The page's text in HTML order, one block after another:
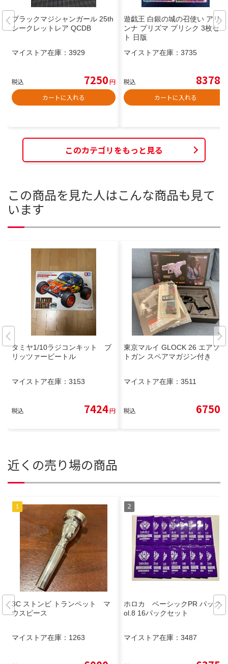
ブラックマジシャンガール 25th
シークレットレア QCDB
マイストア在庫： 3929
税込 7250円
カートに入れる
遊戯王 白銀の城の召使い アリア
ンナ プリズマ プリシク 3枚セッ
ト 日版
マイストア在庫： 3735
税込 8378
カートに入れる
このカテゴリをもっと見る
この商品を見た人はこんな商品も見て
います
タミヤ1/10ラジコンキット ブ
リッツァービートル
マイストア在庫： 3153
税込 7424円
東京マルイ GLOCK 26 エアソフ
トガン スペアマガジン付き
マイストア在庫： 3511
税込 6750
近くの売り場の商品
3C ストンビ トランペット マ
ウスピース
マイストア在庫： 1263
ホロカ ベーシックPR パック v
ol.8 16パックセット
マイストア在庫： 3487